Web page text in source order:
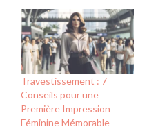
Travestissement : 7
Conseils pour une
Première Impression
Féminine Mémorable